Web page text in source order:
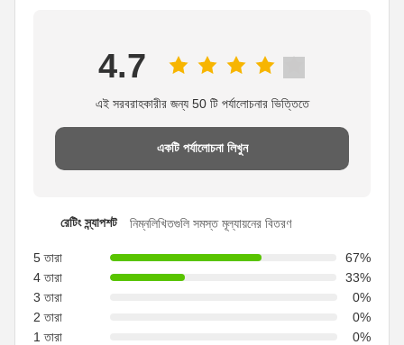
4.7
এই সরবরাহকারীর জন্য 50 টি পর্যালোচনার ভিত্তিতে
একটি পর্যালোচনা লিখুন
রেটিং স্ন্যাপশট নিম্নলিখিতগুলি সমস্ত মূল্যায়নের বিতরণ
5 তারা
67%
4 তারা
33%
3 তারা
0%
2 তারা
0%
1 তারা
0%